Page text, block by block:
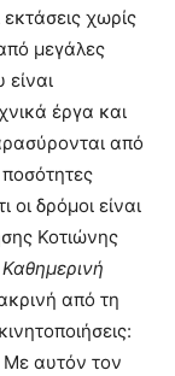
χωρίς
μεγάλες
έργα και
από
δρόμοι είναι
Κοτιώνης
Καθημερινή
από τη
Με αυτόν τον